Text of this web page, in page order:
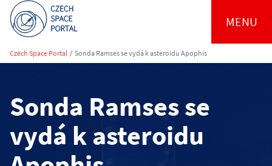
MENU
Czech Space Portal / Sonda Ramses se vydá k asteroidu Apophis
Sonda Ramses se
vydá k asteroidu